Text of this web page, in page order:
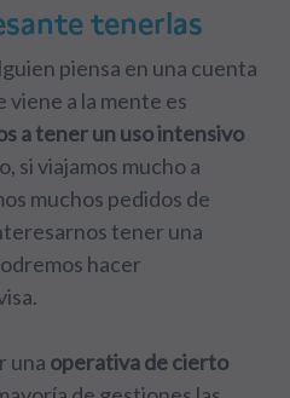
tenerlas
piensa en una cuenta
viene a la mente es
a tener un uso intensivo
si viajamos mucho a
muchos pedidos de
tener una
hacer
una operativa de cierto